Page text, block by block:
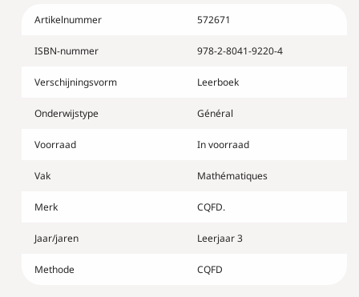
3e
Manuel
Artikelnummer 572671
ISBN-nummer 978-2-8041-9220-4
Verschijningsvorm Leerboek
Onderwijstype Général
Voorraad In voorraad
Vak Mathématiques
Merk CQFD.
Jaar/jaren Leerjaar 3
Methode CQFD